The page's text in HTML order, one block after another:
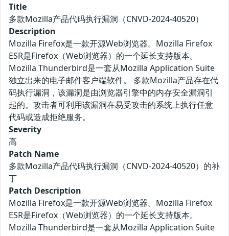
Title
多款Mozilla产品代码执行漏洞（CNVD-2024-40520）
Description
Mozilla Firefox是一款开源Web浏览器。Mozilla Firefox
ESR是Firefox（Web浏览器）的一个延长支持版本。
Mozilla Thunderbird是一套从Mozilla Application Suite
独立出来的电子邮件客户端软件。 多款Mozilla产品存在代
码执行漏洞，该漏洞是由浏览器引擎中的内存安全漏洞引
起的。攻击者可利用该漏洞在易受攻击的系统上执行任意
代码或造成拒绝服务。
Severity
高
Patch Name
多款Mozilla产品代码执行漏洞（CNVD-2024-40520）的补
丁
Patch Description
Mozilla Firefox是一款开源Web浏览器。Mozilla Firefox
ESR是Firefox（Web浏览器）的一个延长支持版本。
Mozilla Thunderbird是一套从Mozilla Application Suite